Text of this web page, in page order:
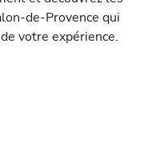
de-Provence qui
votre expérience.